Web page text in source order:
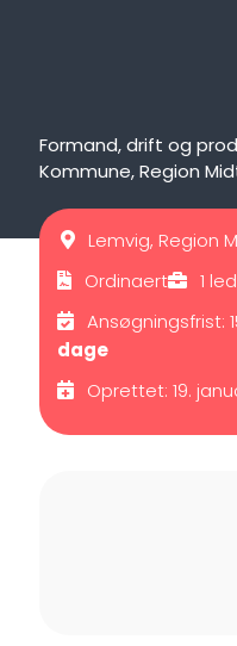
Formand, drift og
Kommune, Region
Lemvig, Region
Ordinaert
1
Ansøgningsfrist:
dage
Oprettet: 19.